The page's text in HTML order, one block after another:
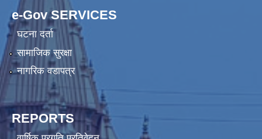
e-Gov SERVICES
घटना दर्ता
सामाजिक सुरक्षा
नागरिक वडापत्र
REPORTS